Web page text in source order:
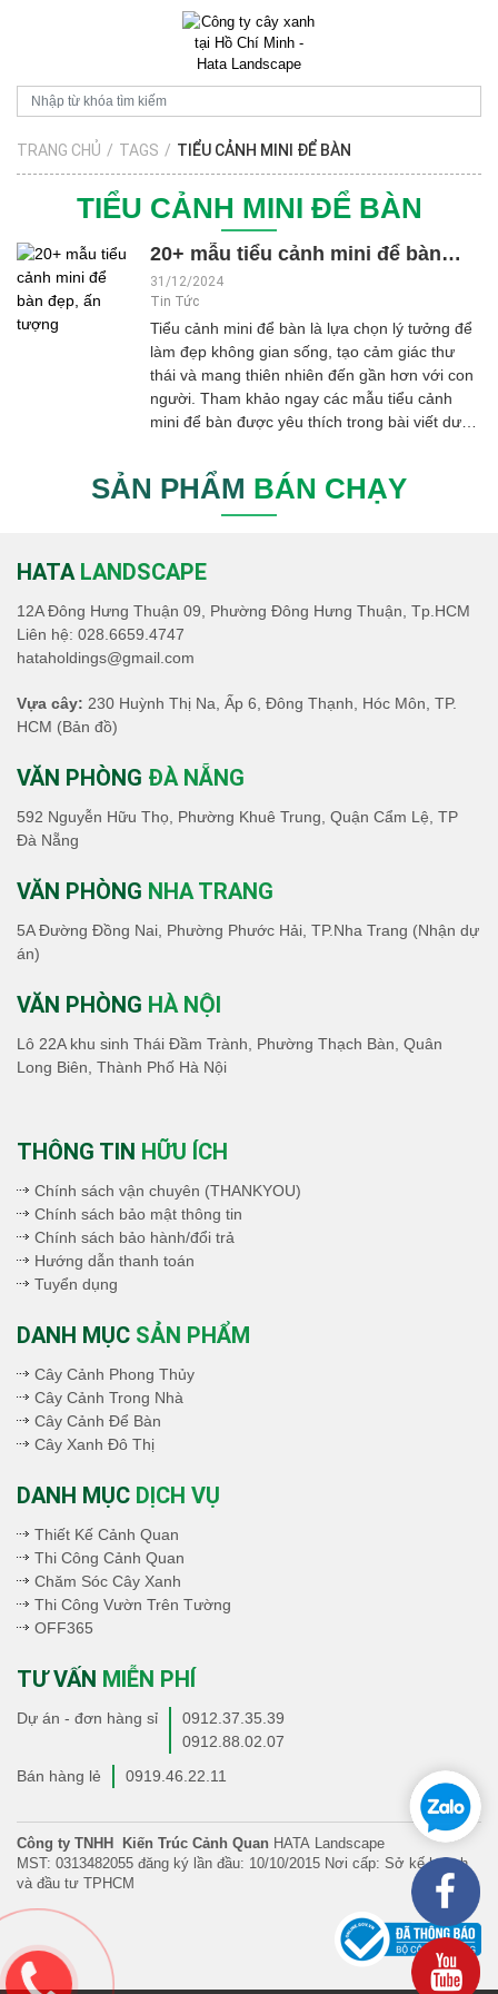
TRANG CHỦ / TAGS / TIỂU CẢNH MINI ĐỂ BÀN
TIỂU CẢNH MINI ĐỂ BÀN
20+ mẫu tiểu cảnh mini để bàn
đẹp, ấn tượng
31/12/2024
Tin Tức
Tiểu cảnh mini để bàn là lựa chọn lý tưởng để
làm đẹp không gian sống, tạo cảm giác thư
thái và mang thiên nhiên đến gần hơn với con
người. Tham khảo ngay các mẫu tiểu cảnh
mini để bàn được yêu thích trong bài viết dưới
Danh sách (nếu có) dưới đây được tổng hợp
dựa trên nhiều nguồn thông tin cũng như là ý
kiến chủ quan dựa trên kinh nghiệm của đội
hạng chỉ mang tính chất tham khảo và không
phản ánh tuyệt đố...
SẢN PHẨM BÁN CHẠY
HATA LANDSCAPE
12A Đông Hưng Thuận 09, Phường Đông Hưng Thuận, Tp.HCM
Liên hệ: 028.6659.4747
hataholdings@gmail.com
Vựa cây: 230 Huỳnh Thị Na, Ấp 6, Đông Thạnh, Hóc Môn, TP.
HCM (Bản đồ)
VĂN PHÒNG ĐÀ NẴNG
592 Nguyễn Hữu Thọ, Phường Khuê Trung, Quận Cẩm Lệ, TP
Đà Nẵng
VĂN PHÒNG NHA TRANG
5A Đường Đồng Nai, Phường Phước Hải, TP.Nha Trang (Nhận dự
án)
VĂN PHÒNG HÀ NỘI
Lô 22A khu sinh Thái Đầm Trành, Phường Thạch Bàn, Quân
Long Biên, Thành Phố Hà Nội
THÔNG TIN HỮU ÍCH
Chính sách vận chuyên (THANKYOU)
Chính sách bảo mật thông tin
Chính sách bảo hành/đổi trả
Hướng dẫn thanh toán
Tuyển dụng
DANH MỤC SẢN PHẨM
Cây Cảnh Phong Thủy
Cây Cảnh Trong Nhà
Cây Cảnh Để Bàn
Cây Xanh Đô Thị
DANH MỤC DỊCH VỤ
Thiết Kế Cảnh Quan
Thi Công Cảnh Quan
Chăm Sóc Cây Xanh
Thi Công Vườn Trên Tường
OFF365
TƯ VẤN MIỄN PHÍ
Dự án - đơn hàng sỉ
0912.37.35.39
0912.88.02.07
Bán hàng lẻ
0919.46.22.11
Công ty TNHH Kiến Trúc Cảnh Quan HATA Landscape
MST: 0313482055 đăng ký lần đầu: 10/10/2015 Nơi cấp: Sở kế hoạch
và đầu tư TPHCM